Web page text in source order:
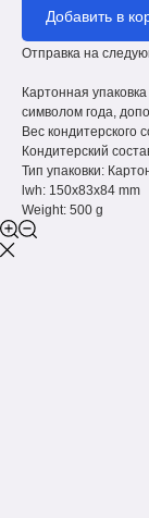
Добавить в
Отправка на
Картонная
символом года,
Вес кондитерского
Кондитерский
Тип упаковки:
lwh: 150x83x84 mm
Weight: 500 g